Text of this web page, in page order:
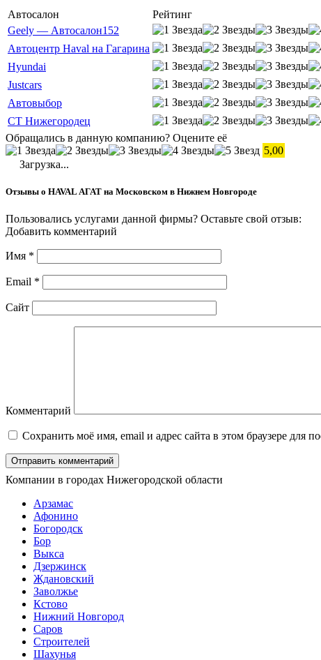
Автосалон
Рейтинг
Geely — Автосалон152
Автоцентр Haval на Гагарина
Hyundai
Justcars
Автовыбор
СТ Нижегородец
Обращались в данную компанию? Оцените её
5,00
Загрузка...
Отзывы о HAVAL АГАТ на Московском в Нижнем Новгороде
Пользовались услугами данной фирмы? Оставьте свой отзыв:
Добавить комментарий
Имя *
Email *
Сайт
Комментарий
Сохранить моё имя, email и адрес сайта в этом браузере для
Компании в городах Нижегородской области
Арзамас
Афонино
Богородск
Бор
Выкса
Дзержинск
Ждановский
Заволжье
Кстово
Нижний Новгород
Саров
Строителей
Шахунья